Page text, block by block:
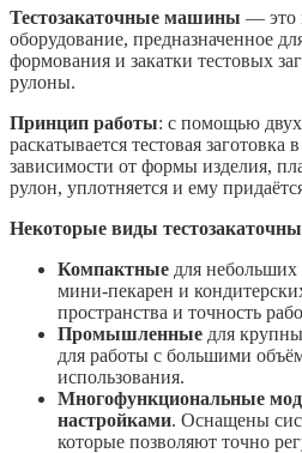
Тестозакаточные машины — это
оборудование, предназначенное
формования и закатки тестовых
рулоны.
Принцип работы: с помощью двух
раскатывается тестовая заготовка
зависимости от формы изделия,
рулон, уплотняется и ему
Некоторые виды
Компактные для небольших
мини-пекарен и
пространства и точность
Промышленные для
для работы с большими
использования.
Многофункциональные
настройками. Оснащены
которые позволяют точно